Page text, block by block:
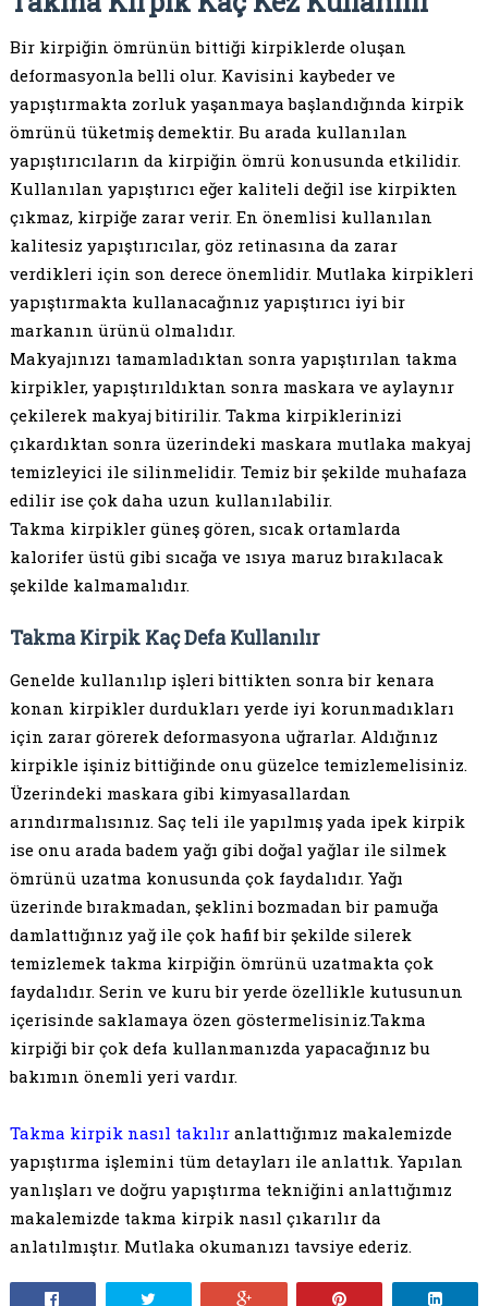
Bir kirpiğin ömrünün bittiği kirpiklerde oluşan
deformasyonla belli olur. Kavisini kaybeder ve
yapıştırmakta zorluk yaşanmaya başlandığında kirpik
ömrünü tüketmiş demektir. Bu arada kullanılan
yapıştırıcıların da kirpiğin ömrü konusunda etkilidir.
Kullanılan yapıştırıcı eğer kaliteli değil ise kirpikten
çıkmaz, kirpiğe zarar verir. En önemlisi kullanılan
kalitesiz yapıştırıcılar, göz retinasına da zarar
verdikleri için son derece önemlidir. Mutlaka kirpikleri
yapıştırmakta kullanacağınız yapıştırıcı iyi bir
markanın ürünü olmalıdır.
Makyajınızı tamamladıktan sonra yapıştırılan takma
kirpikler, yapıştırıldıktan sonra maskara ve aylaynır
çekilerek makyaj bitirilir. Takma kirpiklerinizi
çıkardıktan sonra üzerindeki maskara mutlaka makyaj
temizleyici ile silinmelidir. Temiz bir şekilde muhafaza
edilir ise çok daha uzun kullanılabilir.
Takma kirpikler güneş gören, sıcak ortamlarda
kalorifer üstü gibi sıcağa ve ısıya maruz bırakılacak
şekilde kalmamalıdır.
Takma Kirpik Kaç Defa Kullanılır
Genelde kullanılıp işleri bittikten sonra bir kenara
konan kirpikler durdukları yerde iyi korunmadıkları
için zarar görerek deformasyona uğrarlar. Aldığınız
kirpikle işiniz bittiğinde onu güzelce temizlemelisiniz.
Üzerindeki maskara gibi kimyasallardan
arındırmalısınız. Saç teli ile yapılmış yada ipek kirpik
ise onu arada badem yağı gibi doğal yağlar ile silmek
ömrünü uzatma konusunda çok faydalıdır. Yağı
üzerinde bırakmadan, şeklini bozmadan bir pamuğa
damlattığınız yağ ile çok hafif bir şekilde silerek
temizlemek takma kirpiğin ömrünü uzatmakta çok
faydalıdır. Serin ve kuru bir yerde özellikle kutusunun
içerisinde saklamaya özen göstermelisiniz.Takma
kirpiği bir çok defa kullanmanızda yapacağınız bu
bakımın önemli yeri vardır.
Takma kirpik nasıl takılıranlattığımız makalemizde
yapıştırma işlemini tüm detayları ile anlattık. Yapılan
yanlışları ve doğru yapıştırma tekniğini anlattığımız
makalemizde takma kirpik nasıl çıkarılır da
anlatılmıştır. Mutlaka okumanızı tavsiye ederiz.